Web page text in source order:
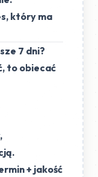
który ma
7 dni?
to obiecać
+ jakość